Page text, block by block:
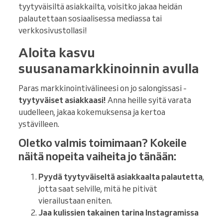
tyytyväisiltä asiakkailta, voisitko jakaa heidän
palautettaan sosiaalisessa mediassa tai
verkkosivustollasi!
Aloita kasvu
suusanamarkkinoinnin avulla
Paras markkinointivälineesi on jo salongissasi -
tyytyväiset asiakkaasi! Anna heille syitä varata
uudelleen, jakaa kokemuksensa ja kertoa
ystävilleen.
Oletko valmis toimimaan? Kokeile
näitä nopeita vaiheita jo tänään:
Pyydä tyytyväiseltä asiakkaalta palautetta,
jotta saat selville, mitä he pitivät
vierailustaan eniten.
Jaa kulissien takainen tarina Instagramissa